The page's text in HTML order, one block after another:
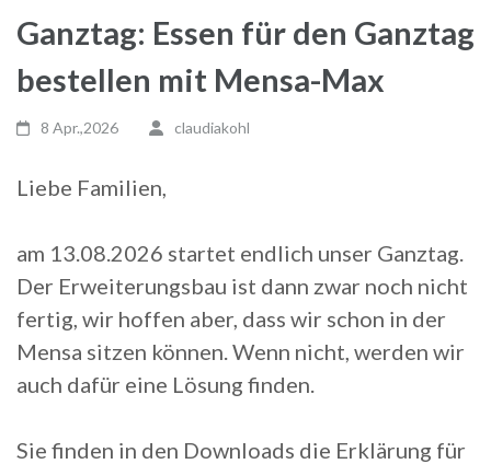
Ganztag: Essen für den Ganztag
bestellen mit Mensa-Max
8 Apr.,2026 claudiakohl
Liebe Familien,
am 13.08.2026 startet endlich unser Ganztag.
Der Erweiterungsbau ist dann zwar noch nicht
fertig, wir hoffen aber, dass wir schon in der
Mensa sitzen können. Wenn nicht, werden wir
auch dafür eine Lösung finden.
Sie finden in den Downloads die Erklärung für